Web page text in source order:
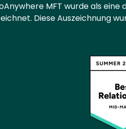
MFT wurde als
Diese Auszeichnung